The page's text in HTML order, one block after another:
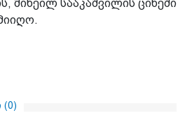
მიხეილ სააკაშვილის ციხეში
(0)